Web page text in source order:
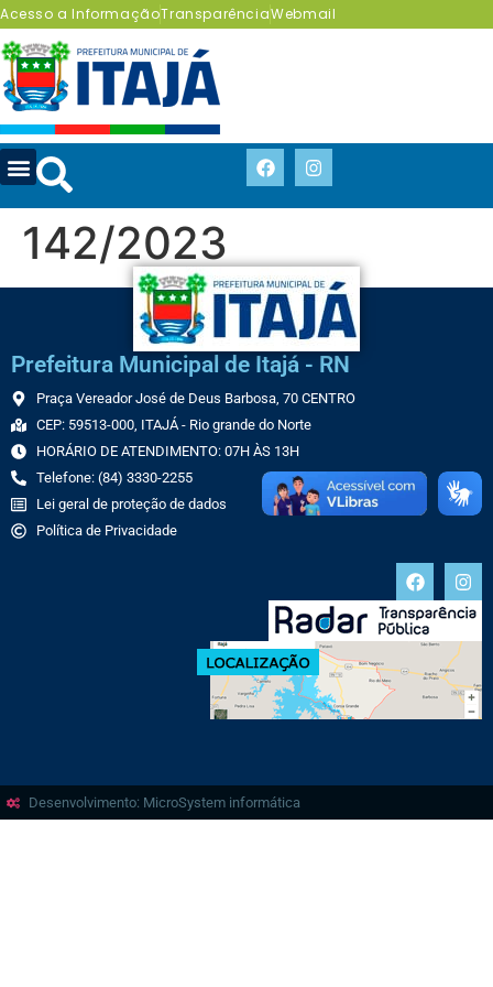
Acesso a InformaçãoTransparênciaWebmail
142/2023
Prefeitura Municipal de Itajá - RN
Praça Vereador José de Deus Barbosa, 70 CENTRO
CEP: 59513-000, ITAJÁ - Rio grande do Norte
HORÁRIO DE ATENDIMENTO: 07H ÀS 13H
Telefone: (84) 3330-2255
Lei geral de proteção de dados
Política de Privacidade
Desenvolvimento: MicroSystem informática